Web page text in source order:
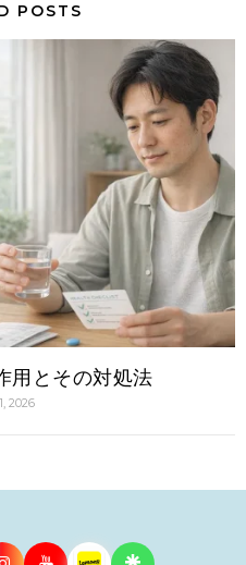
POSTS
用とその対処法
2026